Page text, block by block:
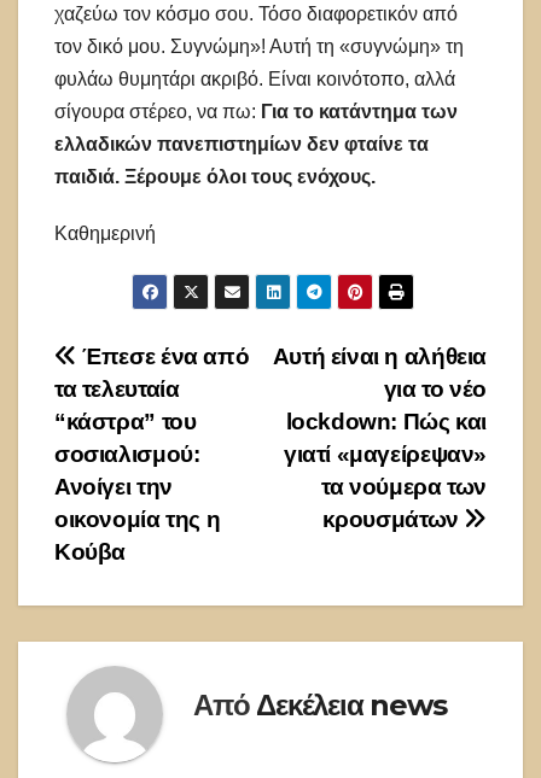
χαζεύω τον κόσμο σου. Τόσο διαφορετικόν από
τον δικό μου. Συγνώμη»! Αυτή τη «συγνώμη» τη
φυλάω θυμητάρι ακριβό. Είναι κοινότοπο, αλλά
σίγουρα στέρεο, να πω: Για το κατάντημα των
ελλαδικών πανεπιστημίων δεν φταίνε τα
παιδιά. Ξέρουμε όλοι τους ενόχους.
Καθημερινή
Πλοήγηση
άρθρων
Αυτή είναι η αλήθεια
για το νέο
lockdown: Πώς και
γιατί «μαγείρεψαν»
τα νούμερα των
κρουσμάτων
Έπεσε ένα από
τα τελευταία
“κάστρα” του
σοσιαλισμού:
Ανοίγει την
οικονομία της η
Κούβα
Από Δεκέλεια news